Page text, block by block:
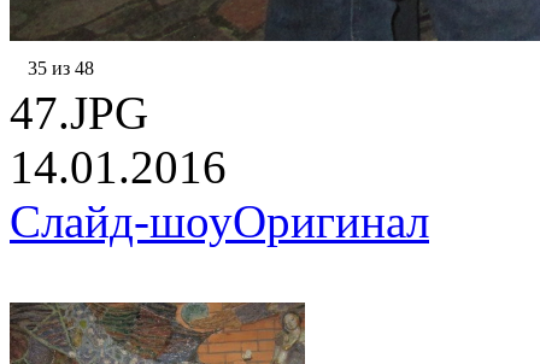
35 из 48
47.JPG
14.01.2016
Слайд-шоуОригинал